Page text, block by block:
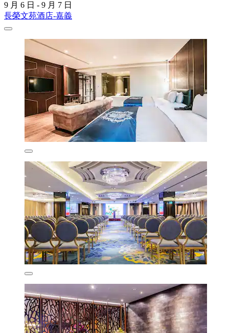
9 月 6 日 - 9 月 7 日
長榮文苑酒店-嘉義